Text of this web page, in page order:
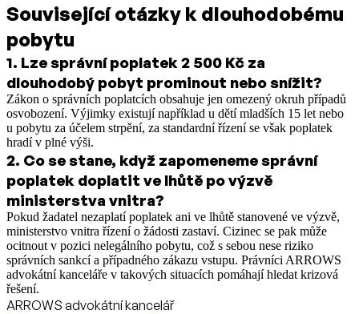
Související otázky k dlouhodobému
pobytu
1. Lze správní poplatek 2 500 Kč za
dlouhodobý pobyt prominout nebo snížit?
Zákon o správních poplatcích obsahuje jen omezený okruh případů
osvobození. Výjimky existují například u dětí mladších 15 let nebo
u pobytu za účelem strpění, za standardní řízení se však poplatek
hradí v plné výši.
2. Co se stane, když zapomeneme správní
poplatek doplatit ve lhůtě po výzvě
ministerstva vnitra?
Pokud žadatel nezaplatí poplatek ani ve lhůtě stanovené ve výzvě,
ministerstvo vnitra řízení o žádosti zastaví. Cizinec se pak může
ocitnout v pozici nelegálního pobytu, což s sebou nese riziko
správních sankcí a případného zákazu vstupu. Právníci ARROWS
advokátní kanceláře v takových situacích pomáhají hledat krizová
řešení.
ARROWS advokátní kancelář